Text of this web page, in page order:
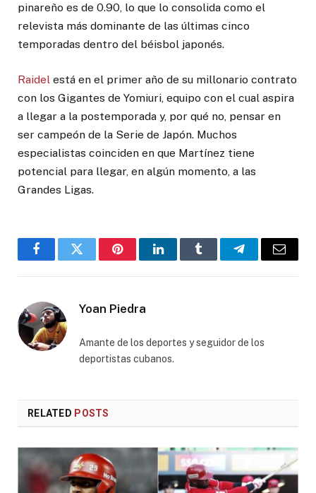
pinareño es de 0.90, lo que lo consolida como el
relevista más dominante de las últimas cinco
temporadas dentro del béisbol japonés.
Raidel está en el primer año de su millonario contrato
con los Gigantes de Yomiuri, equipo con el cual aspira
a llegar a la postemporada y, por qué no, pensar en
ser campeón de la Serie de Japón. Muchos
especialistas coinciden en que Martínez tiene
potencial para llegar, en algún momento, a las
Grandes Ligas.
FacebookTwitter PinterestLinkedInTumblr TelegramEmail
Yoan Piedra
Amante de los deportes y seguidor de los
deportistas cubanos.
RELATED POSTS